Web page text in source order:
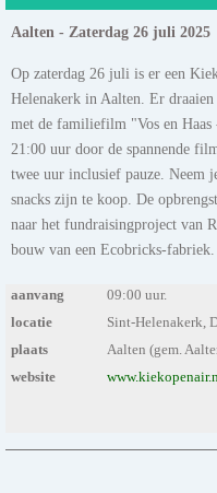
Aalten - Zaterdag 26 juli 2025
Op zaterdag 26 juli is er een
Helenakerk in Aalten. Er
met de familiefilm "Vos en
21:00 uur door de spannende
twee uur inclusief pauze. Neem
snacks zijn te koop. De
naar het fundraisingproject van
bouw van een Ecobricks-fabriek.
aanvang
09:00 uur.
locatie
Sint-Helenakerk,
plaats
Aalten (gem.
website